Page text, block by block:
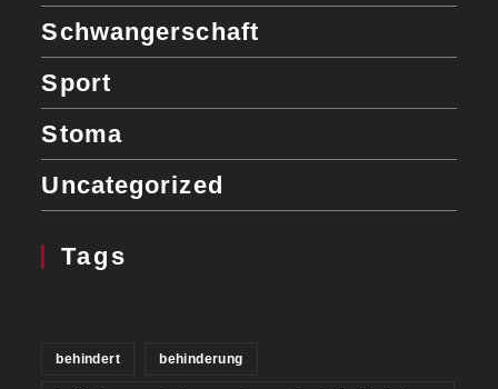
Schwangerschaft
Sport
Stoma
Uncategorized
Tags
behindert behinderung